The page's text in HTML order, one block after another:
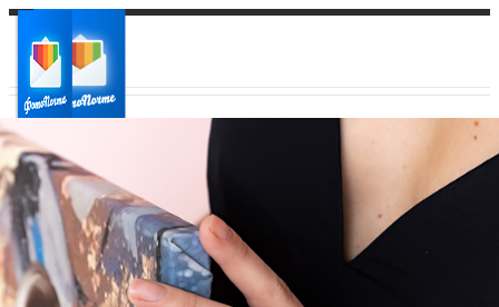
Ваш город:
Ваш регион доставки
Выберите из списка: